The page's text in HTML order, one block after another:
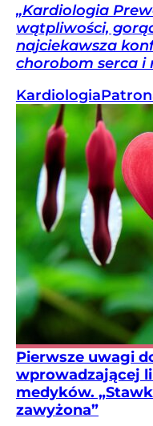
„Kardiologia
wątpliwości,
najciekawsza
chorobom serca i
Kardiologia
Pierwsze uwagi
wprowadzającej
medyków.
zawyżona”